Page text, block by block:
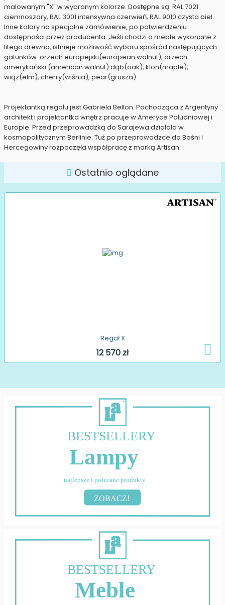
malowanym "X" w wybranym kolorze. Dostępne są: RAL 7021
ciemnoszary, RAL 3001 intensywna czerwień, RAL 9010 czysta biel.
Inne kolory na specjalne zamówienie, po potwierdzeniu
dostępności przez producenta. Jeśli chodzi o meble wykonane z
litego drewna, istnieje możliwość wyboru spośród następujących
gatunków: orzech europejski(european walnut), orzech
amerykański (american walnut) dąb(oak), klon(maple),
wiąz(elm), cherry(wiśnia), pear(grusza).
Projektantką regału jest Gabriela Bellon. Pochodząca z Argentyny
architekt i projektantka wnętrz pracuje w Ameryce Południowej i
Europie. Przed przeprowadzką do Sarajewa działała w
kosmopolitycznym Berlinie. Tuż po przeprowadzce do Bośni i
Hercegowiny rozpoczęła współpracę z marką Artisan.
Ostatnio oglądane
Regał X
12 570 zł
BESTSELLERY
Lampy
najlepsze i polecane produkty
ZOBACZ!
BESTSELLERY
Meble